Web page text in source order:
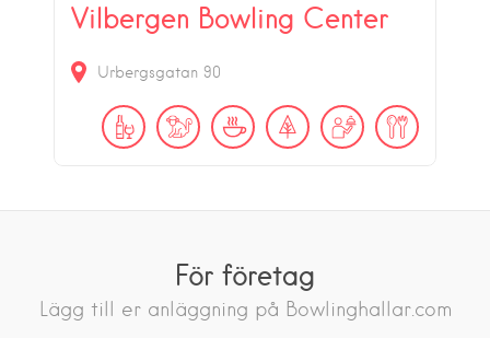
Vilbergen Bowling Center
Urbergsgatan 90
För företag
Lägg till er anläggning på Bowlinghallar.com